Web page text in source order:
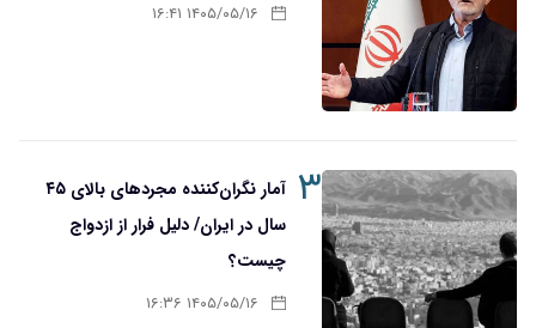
۱۴۰۵/۰۵/۱۶ ۱۶:۴۱
۳
آمار نگران‌کننده مجردهای بالای ۴۵
سال در ایران/ دلیل فرار از ازدواج
چیست؟
۱۴۰۵/۰۵/۱۶ ۱۶:۳۶